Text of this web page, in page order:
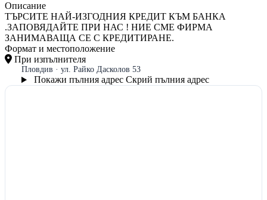
Описание
ТЪРСИТЕ НАЙ-ИЗГОДНИЯ КРЕДИТ КЪМ БАНКА
.ЗАПОВЯДАЙТЕ ПРИ НАС ! НИЕ СМЕ ФИРМА
ЗАНИМАВАЩА СЕ С КРЕДИТИРАНЕ.
Формат и местоположение
При изпълнителя
Пловдив · ул. Райко Дасколов 53
Покажи пълния адрес Скрий пълния адрес